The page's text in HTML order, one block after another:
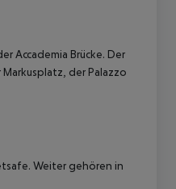
Accademia Brücke. Der
der Palazzo
Weiter gehören in